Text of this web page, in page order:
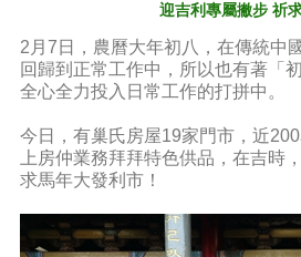
迎吉利專屬撇步 祈
2月7日，農曆大年初八，在傳統中
回歸到正常工作中，所以也有著「
全心全力投入日常工作的打拼中。
今日，有巢氏房屋19家門市，近
上房仲業務拜拜特色供品，在吉時
求馬年大發利市！